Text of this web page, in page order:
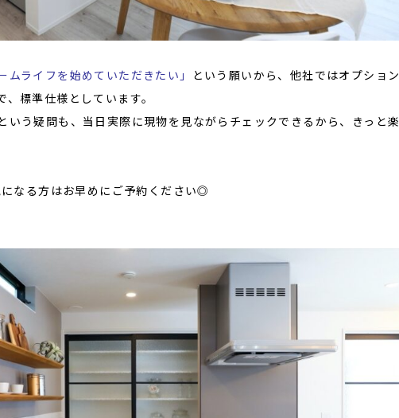
ムライフを始めていただきたい」
という願いから、他社ではオプション
標準仕様としています。
いう疑問も、当日実際に現物を見ながらチェックできるから、きっと楽
なる方はお早めにご予約ください◎